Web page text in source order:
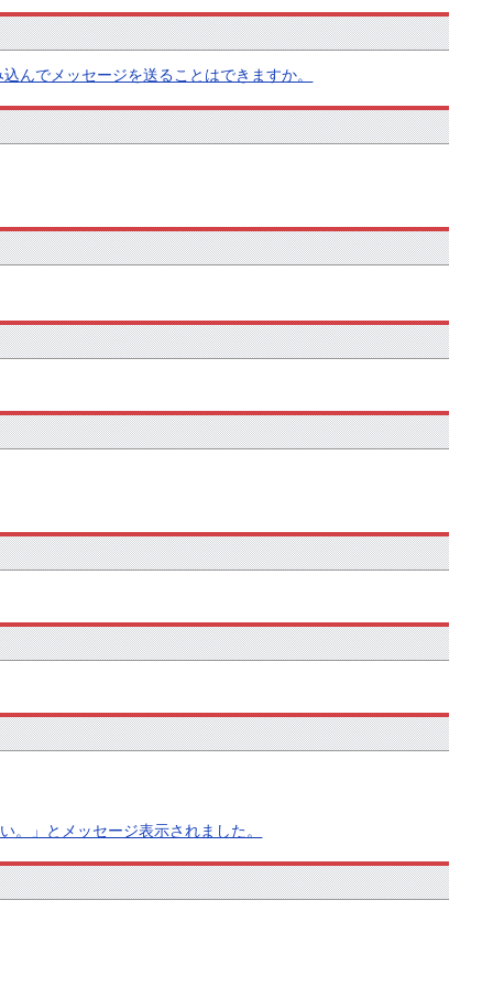
んでメッセージを送ることはできますか。
。」とメッセージ表示されました。